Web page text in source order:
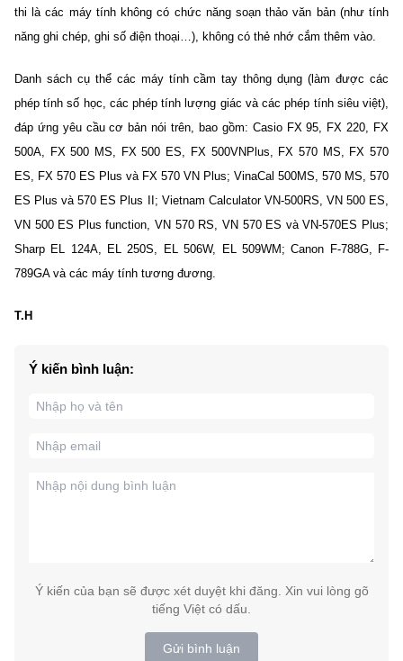
thi là các máy tính không có chức năng soạn thảo văn bản (như tính
năng ghi chép, ghi số điện thoại…), không có thẻ nhớ cắm thêm vào.
Danh sách cụ thể các máy tính cầm tay thông dụng (làm được các
phép tính số học, các phép tính lượng giác và các phép tính siêu việt),
đáp ứng yêu cầu cơ bản nói trên, bao gồm: Casio FX 95, FX 220, FX
500A, FX 500 MS, FX 500 ES, FX 500VNPlus, FX 570 MS, FX 570
ES, FX 570 ES Plus và FX 570 VN Plus; VinaCal 500MS, 570 MS, 570
ES Plus và 570 ES Plus II; Vietnam Calculator VN-500RS, VN 500 ES,
VN 500 ES Plus function, VN 570 RS, VN 570 ES và VN-570ES Plus;
Sharp EL 124A, EL 250S, EL 506W, EL 509WM; Canon F-788G, F-
789GA và các máy tính tương đương.
T.H
Ý kiến bình luận:
Ý kiến của bạn sẽ được xét duyệt khi đăng. Xin vui lòng gõ
tiếng Việt có dấu.
Gửi bình luận